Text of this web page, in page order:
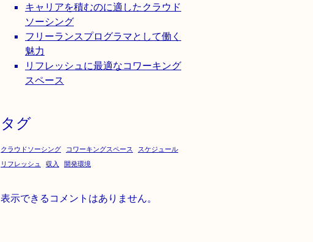
キャリアを積むのに適したクラウド
ソーシング
フリーランスプログラマとして働く
魅力
リフレッシュに最適なコワーキング
スペース
タグ
クラウドソーシング コワーキングスペース
スケジュール
リフレッシュ
収入 開発環境
表示できるコメントはありません。